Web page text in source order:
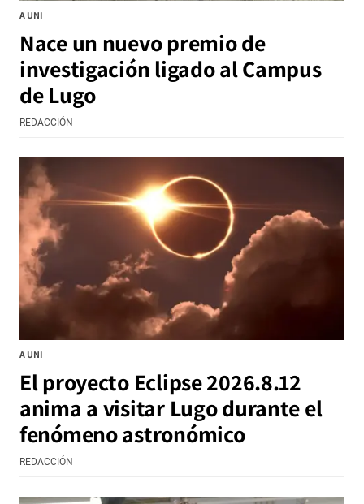
A UNI
Nace un nuevo premio de
investigación ligado al Campus
de Lugo
REDACCIÓN
A UNI
El proyecto Eclipse 2026.8.12
anima a visitar Lugo durante el
fenómeno astronómico
REDACCIÓN